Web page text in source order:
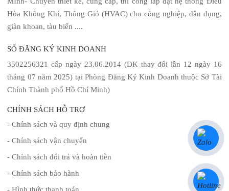
Hòa Không Khí, Thông Gió (HVAC) cho công nghiệp, dân dụng,
giàn khoan, tàu biển ....
SỐ ĐĂNG KÝ KINH DOANH
3502256321 cấp ngày 23.06.2014 (ĐK thay đổi lần 12 ngày 16
tháng 07 năm 2025) tại Phòng Đăng Ký Kinh Doanh thuộc Sở Tài
Chính Thành phố Hồ Chí Minh)
CHÍNH SÁCH HỖ TRỢ
- Chính sách và quy định chung
- Chính sách vận chuyển
- Chính sách đổi trả và hoàn tiền
- Chính sách bảo hành